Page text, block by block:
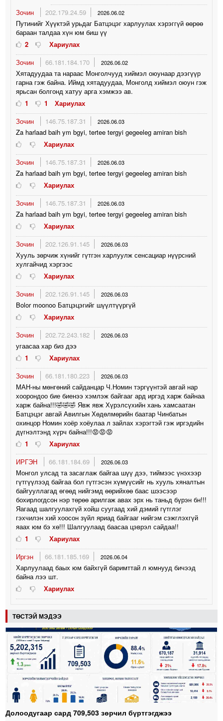
Зочин
202.179.24.59 2026.06.02
Путинийг Хүүктэй урьдаг Батцэцэг харлуулах хэрэггүй өөрөө
бараан талдаа хүн юм биш үү
2
Хариулах
Зочин
66.181.184.170 2026.06.02
Хятадуудаа та нараас Монголчууд хиймэл оюунаар дээгүүр
гарна гэж байна. Иймд хятадуудаа, Монголд хиймэл оюун гэж
ярьсан болгонд хатуу арга хэмжээ ав.
1
1
Хариулах
Зочин
146.75.187.31 2026.06.03
Za harlaad baih ym bgyi, tertee tergyi gegeeleg amiran bish
Хариулах
Зочин
146.75.187.31 2026.06.03
Za harlaad baih ym bgyi, tertee tergyi gegeeleg amiran bish
Хариулах
Зочин
146.75.187.31 2026.06.03
Za harlaad baih ym bgyi, tertee tergyi gegeeleg amiran bish
Хариулах
Зочин
202.126.91.145 2026.06.03
Хууль зөрчиж хүнийг гүтгэн харлуулж сенсациар нүүрсний
хулгайчид хэргээс
Хариулах
Зочин
202.126.91.145 2026.06.03
Bolor moonoo Батцэцэгийг шүүлтүүргүй
Хариулах
Зочин
202.72.243.182 2026.06.03
угаасаа хар биз дээ
1
Хариулах
Зочин
66.181.180.223 2026.06.03
МАН-ны мөнгөний сайданцар Ч.Номин тэргүүнтэй авгай нар
хоорондоо бие биенээ хэмлэж байгааг ард иргэд харж байнаа
харж байна!!!🤣🤣🤣 Явж явж Хүрэлсүхийн хань хамсаатан
Батцэцэг авгай Авилгын Хөдөлмөрийн баатар Чинбатын
охинцор Номин хоёр хоёулаа л зайлах хэрэгтэй гэж иргэдийн
дүгнэлтэнд хүрч байна!!!😡😡😡
1
Хариулах
ИРГЭН
66.181.184.69 2026.06.03
Монгол улсад та засаглаж байгаа шүү дээ, тиймээс үнэхээр
гүтгүүлээд байгаа бол гүтгэсэн хүмүүсийг нь хууль хяналтын
байгууллагад өгөөд нийгэмд өөрийхөө баас шээсээр
бохирлогдсон нэр төрөө арилгаж авах эрх нь таньд бүрэн бн!!!
Яагаад шалгуулахгүй хойш суугаад хий дэмий гүтглэг
гэхчилэн хий хоосон зүйл яриад байгааг нийгэм сэжглэхгүй
яаах юм бэ хө!!! Шалгуулаад баасаа цэврэл сайдаа!!
1
Хариулах
Иргэн
66.181.185.169 2026.06.04
Харлуулаад баых юм байхгүй баримттай л юмнууд бичээд
байна лээ шт.
Хариулах
ТӨСТЭЙ МЭДЭЭ
Долоодугаар сард 709,503 зөрчил бүртгэгджээ